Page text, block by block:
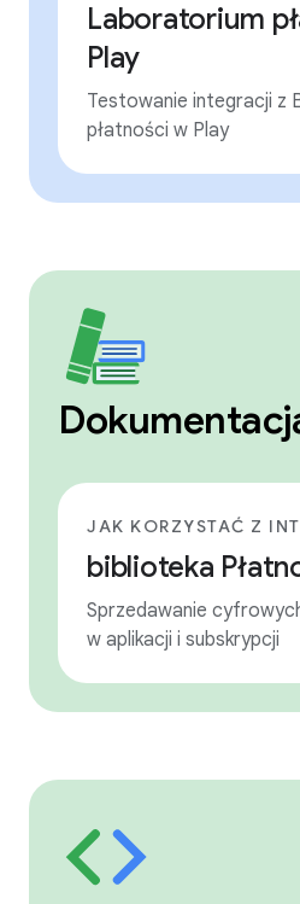
Laboratorium
Play
Testowanie integracji z
płatności w Play
JAK KORZYSTAĆ Z
biblioteka
Sprzedawanie
w aplikacji i subskrypcji